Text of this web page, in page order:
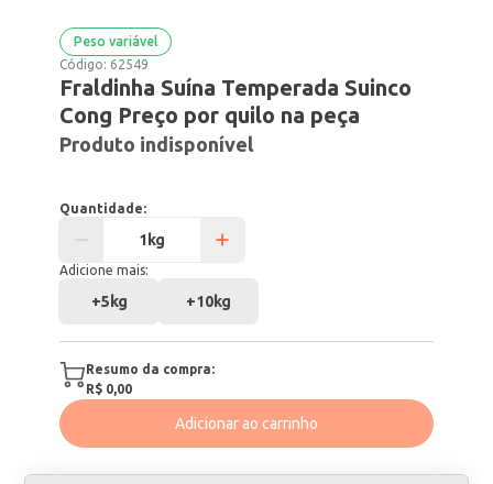
Peso variável
Código: 62549
Fraldinha Suína Temperada Suinco
Cong Preço por quilo na peça
Produto indisponível
Quantidade:
Adicione mais:
+5kg +10kg
Resumo da compra:
R$ 0,00
Adicionar ao carrinho